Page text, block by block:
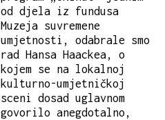
od djela iz fundusa
Muzeja suvremene
umjetnosti, odabrale smo
rad Hansa Haackea, o
kojem se na lokalnoj
kulturno-umjetničkoj
sceni dosad uglavnom
govorilo anegdotalno,